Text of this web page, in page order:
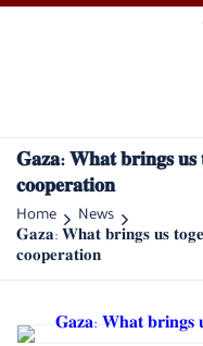
𝐆𝐚𝐳𝐚: 𝐖𝐡𝐚𝐭 𝐛𝐫𝐢𝐧𝐠𝐬 𝐮𝐬
𝐜𝐨𝐨𝐩𝐞𝐫𝐚𝐭𝐢𝐨𝐧
Home
News
𝐆𝐚𝐳𝐚: 𝐖𝐡𝐚𝐭 𝐛𝐫𝐢𝐧𝐠𝐬 𝐮𝐬
𝐜𝐨𝐨𝐩𝐞𝐫𝐚𝐭𝐢𝐨𝐧